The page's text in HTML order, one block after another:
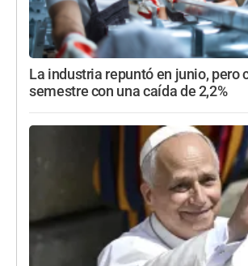
La industria repuntó en junio, pero
semestre con una caída de 2,2%